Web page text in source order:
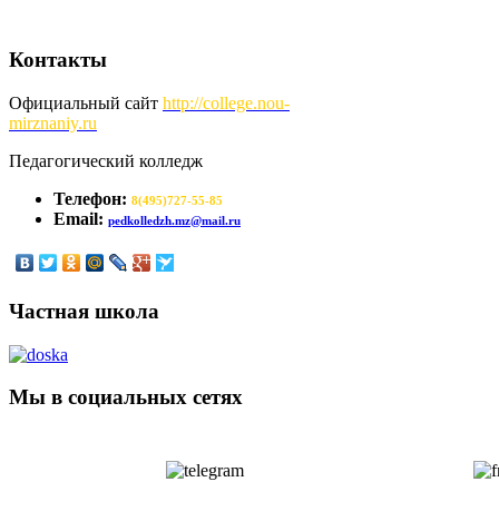
Контакты
Официальный сайт http://college.nou-
mirznaniy.ru
Педагогический колледж
Телефон: 8(495)727-55-85
Email: pedkolledzh.mz@mail.ru
Частная школа
Мы в социальных сетях